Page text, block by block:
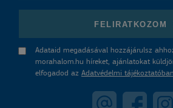
FELIRATKOZOM
Adataid megadásával hozzájárulsz
morahalom.hu híreket, ajánlatokat
elfogadod az Adatvédelmi tájékoztatóban